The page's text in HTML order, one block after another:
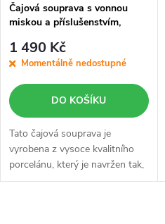
Čajová souprava s vonnou
miskou a příslušenstvím,
1 490 Kč
Momentálně nedostupné
DO KOŠÍKU
Tato čajová souprava je
vyrobena z vysoce kvalitního
porcelánu, který je navržen tak,
aby vydržel každodenní